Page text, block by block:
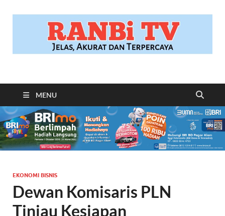
RANBITV.COM
MENU
EKONOMI BISNIS
Dewan Komisaris PLN
Tinjau Kesiapan